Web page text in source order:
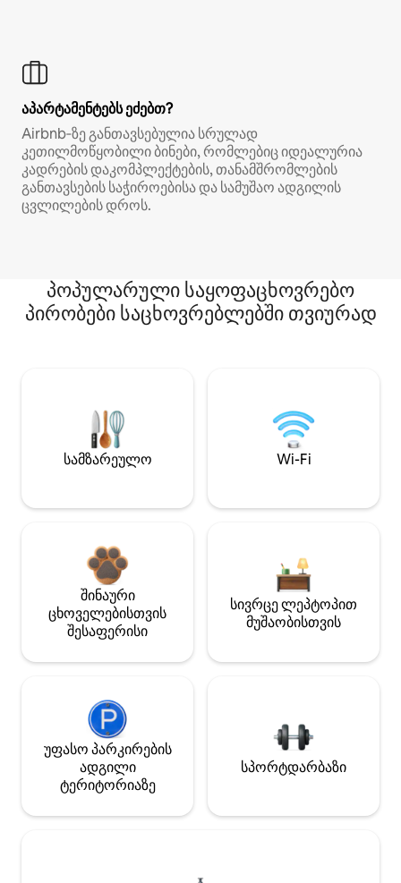
აპარტამენტებს ეძებთ?
Airbnb‑ზე განთავსებულია სრულად
კეთილმოწყობილი ბინები, რომლებიც იდეალურია
კადრების დაკომპლექტების, თანამშრომლების
განთავსების საჭიროებისა და სამუშაო ადგილის
ცვლილების დროს.
პოპულარული საყოფაცხოვრებო
პირობები საცხოვრებლებში თვიურად
სამზარეულო Wi-Fi
შინაური
ცხოველებისთვის
შესაფერისი
სივრცე ლეპტოპით
მუშაობისთვის
უფასო პარკირების
ადგილი
ტერიტორიაზე
სპორტდარბაზი